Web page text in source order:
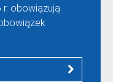
r. obowiązują